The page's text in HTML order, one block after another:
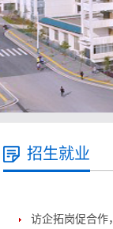
招生就业
访企拓岗促合